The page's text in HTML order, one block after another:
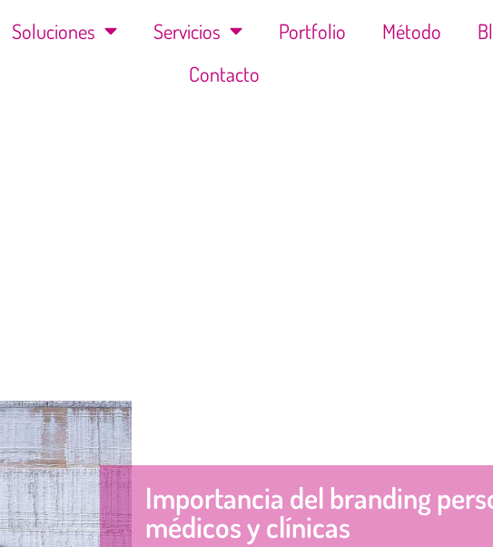
Soluciones Servicios Portfolio Método
Contacto
Importancia del branding
médicos y clínicas